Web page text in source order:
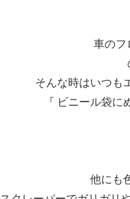
車のフ
そんな時はいつも
『 ビニール袋
他にも